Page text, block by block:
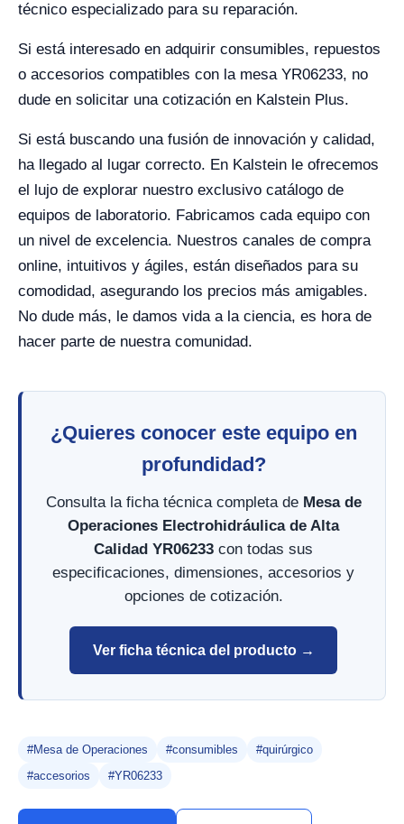
técnico especializado para su reparación.
Si está interesado en adquirir consumibles, repuestos
o accesorios compatibles con la mesa YR06233, no
dude en solicitar una cotización en Kalstein Plus.
Si está buscando una fusión de innovación y calidad,
ha llegado al lugar correcto. En Kalstein le ofrecemos
el lujo de explorar nuestro exclusivo catálogo de
equipos de laboratorio. Fabricamos cada equipo con
un nivel de excelencia. Nuestros canales de compra
online, intuitivos y ágiles, están diseñados para su
comodidad, asegurando los precios más amigables.
No dude más, le damos vida a la ciencia, es hora de
hacer parte de nuestra comunidad.
¿Quieres conocer este equipo en
profundidad?
Consulta la ficha técnica completa de Mesa de
Operaciones Electrohidráulica de Alta
Calidad YR06233 con todas sus
especificaciones, dimensiones, accesorios y
opciones de cotización.
Ver ficha técnica del producto →
#Mesa de Operaciones #consumibles
#quirúrgico
#accesorios
#YR06233